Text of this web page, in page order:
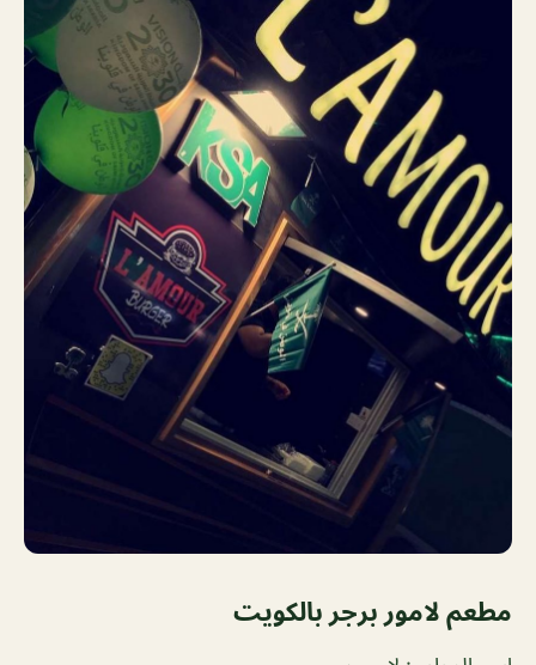
مطعم لامور برجر بالكويت